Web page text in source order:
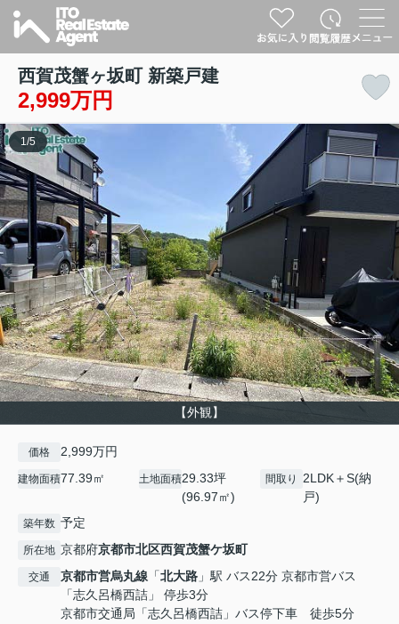
西賀茂蟹ヶ坂町 新築戸建
2,999万円
【外観】
1 /5
価格 2,999万円
建物面積77.39㎡ 土地面積29.33坪
(96.97㎡)
間取り
2LDK＋S(納
戸)
築年数 予定
所在地 京都府京都市北区西賀茂蟹ケ坂町
交通 京都市営烏丸線 「北大路 」駅 バス22分 京都市営バス
「志久呂橋西詰」 停歩3分
京都市交通局「志久呂橋西詰」バス停下車 徒歩5分